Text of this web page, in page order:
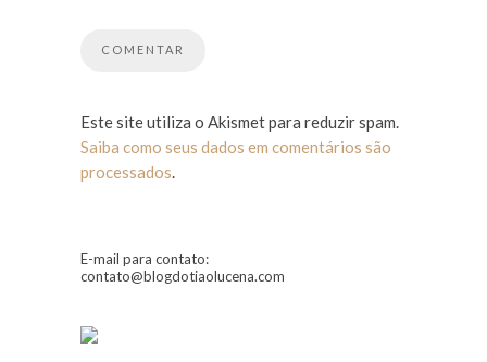
Este site utiliza o Akismet para reduzir spam.
Saiba como seus dados em comentários são
processados.
E-mail para contato:
contato@blogdotiaolucena.com